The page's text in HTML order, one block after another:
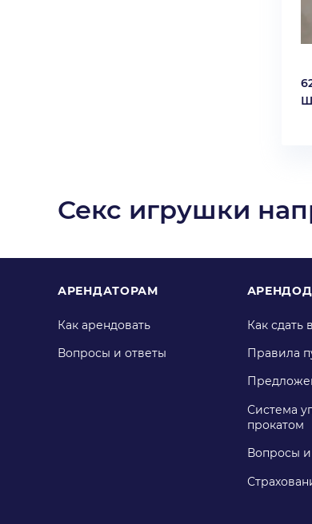
Секс игрушки
АРЕНДАТОРАМ
Как арендовать
Вопросы и ответы
Как сдать
Правила
Система
прокатом
Вопросы и